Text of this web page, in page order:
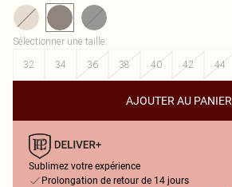
Sélectionner une taille:
32
34 36 38 40 42 44
AJOUTER AU PANIER
Sublimez votre expérience
Prolongation de retour de 14 jours